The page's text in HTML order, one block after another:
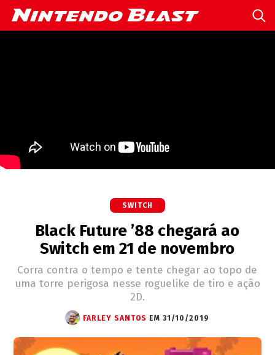
SWITCH
Black Future ’88 chegará ao
Switch em 21 de novembro
Corra contra o tempo e tente chegar ao topo de
uma torre perigosa nesse roguelike de tiro e ação
2D.
FARLEY SANTOS EM 31/10/2019